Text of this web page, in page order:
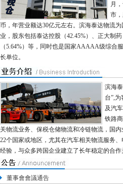
月
市
币，年营业额达30亿元左右。滨海泰达物流
业，股东包括泰达控股（42.45%）、正大制
（5.64%）等，同时也是国家AAAAA级综合
长单位。
滨海
台”,
及汽
铁路
关物流业务、保税仓储物流和冷链物流，国
22个国家或地区，尤其在汽车相关物流服务
经验，与众多跨国企业建立了长年稳定的合作
董事會會議通告